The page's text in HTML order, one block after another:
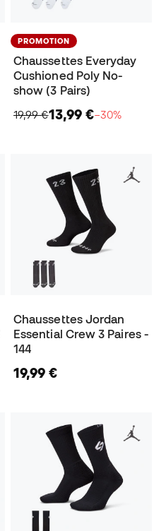
PROMOTION
Chaussettes Everyday
Cushioned Poly No-
show (3 Pairs)
19,99 €13,99 €−30%
Chaussettes Jordan
Essential Crew 3 Paires -
144
19,99 €